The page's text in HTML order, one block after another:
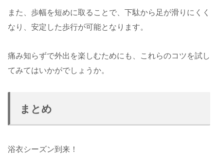
また、歩幅を短めに取ることで、下駄から足が滑りにくく
なり、安定した歩行が可能となります。
痛み知らずで外出を楽しむためにも、これらのコツを試し
てみてはいかがでしょうか。
まとめ
浴衣シーズン到来！